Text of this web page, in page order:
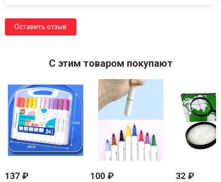
Оставить отзыв
C этим товаром покупают
137 ₽ 100 ₽ 32 ₽